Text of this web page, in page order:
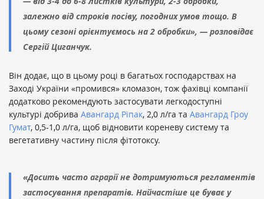
залежно від строків посіву, погодних умов тощо. В
цьому сезоні орієнтуємось на 2 обробки», — розповідає
Сергій Циганчук.
Він додає, що в цьому році в багатьох господарствах на
Заході України «промився» кломазон, тож фахівці компанії
додатково рекомендують застосувати легкодоступні
культурі добрива Авангард Ріпак, 2,0 л/га та Авангард Гроу
Гумат, 0,5-1,0 л/га, щоб відновити кореневу систему та
вегетативну частину після фітотоксу.
«Досить часто аграрії не дотримуються регламентів
застосування препаратів. Найчастіше це буває у